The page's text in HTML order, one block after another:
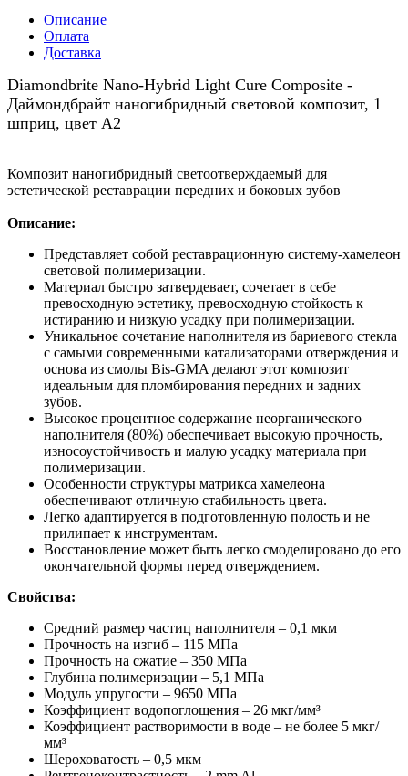
Описание
Оплата
Доставка
Diamondbrite Nano-Hybrid Light Cure Composite -
Даймондбрайт наногибридный световой композит, 1
шприц, цвет A2
Композит наногибридный светоотверждаемый для
эстетической реставрации передних и боковых зубов
Описание:
Представляет собой реставрационную систему-хамелеон
световой полимеризации.
Материал быстро затвердевает, сочетает в себе
превосходную эстетику, превосходную стойкость к
истиранию и низкую усадку при полимеризации.
Уникальное сочетание наполнителя из бариевого стекла
с самыми современными катализаторами отверждения и
основа из смолы Bis-GMA делают этот композит
идеальным для пломбирования передних и задних
зубов.
Высокое процентное содержание неорганического
наполнителя (80%) обеспечивает высокую прочность,
износоустойчивость и малую усадку материала при
полимеризации.
Особенности структуры матрикса хамелеона
обеспечивают отличную стабильность цвета.
Легко адаптируется в подготовленную полость и не
прилипает к инструментам.
Восстановление может быть легко смоделировано до его
окончательной формы перед отверждением.
Свойства:
Средний размер частиц наполнителя – 0,1 мкм
Прочность на изгиб – 115 МПа
Прочность на сжатие – 350 МПа
Глубина полимеризации – 5,1 МПа
Модуль упругости – 9650 МПа
Коэффициент водопоглощения – 26 мкг/мм³
Коэффициент растворимости в воде – не более 5 мкг/
мм³
Шероховатость – 0,5 мкм